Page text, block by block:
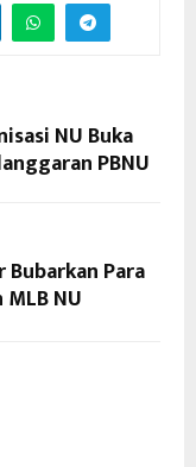
NU Buka
PBNU
Bubarkan Para
NU